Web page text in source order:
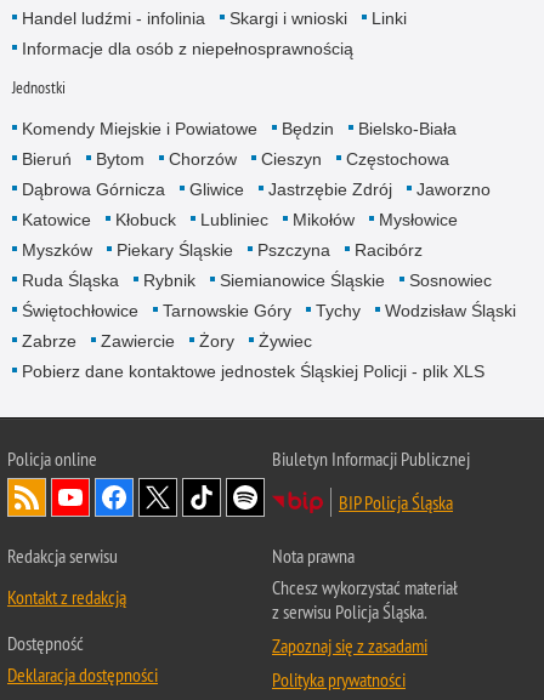
Handel ludźmi - infolinia
Skargi i wnioski
Linki
Informacje dla osób z niepełnosprawnością
Jednostki
Komendy Miejskie i Powiatowe Będzin
Bielsko-Biała
Bieruń
Bytom Chorzów Cieszyn
Częstochowa
Dąbrowa Górnicza
Gliwice Jastrzębie Zdrój
Jaworzno
Katowice
Kłobuck Lubliniec Mikołów
Mysłowice
Myszków
Piekary Śląskie Pszczyna
Racibórz
Ruda Śląska
Rybnik Siemianowice Śląskie
Sosnowiec
Świętochłowice
Tarnowskie Góry Tychy
Wodzisław Śląski
Zabrze
Zawiercie Żory
Żywiec
Pobierz dane kontaktowe jednostek Śląskiej Policji - plik XLS
Policja online
Biuletyn Informacji Publicznej
BIP Policja Śląska
Redakcja serwisu
Kontakt z redakcją
Dostępność
Deklaracja dostępności
Nota prawna
Chcesz wykorzystać materiał
z serwisu Policja Śląska.
Zapoznaj się z zasadami
Polityka prywatności